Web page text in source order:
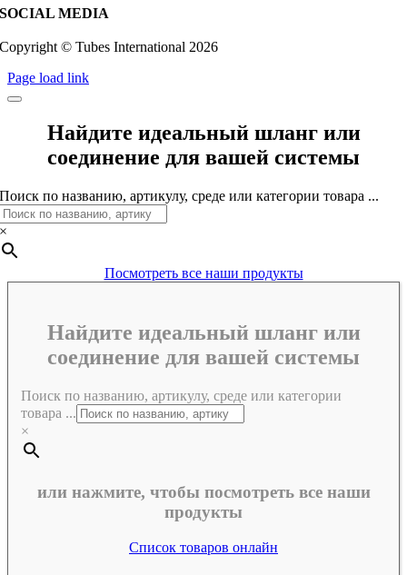
SOCIAL MEDIA
Copyright © Tubes International 2026
Page load link
Найдите идеальный шланг или
соединение для вашей системы
Поиск по названию, артикулу, среде или категории товара ...
×
Посмотреть все наши продукты
Найдите идеальный шланг или
соединение для вашей системы
Поиск по названию, артикулу, среде или категории
товара ...
×
или нажмите, чтобы посмотреть все наши
продукты
Список товаров онлайн